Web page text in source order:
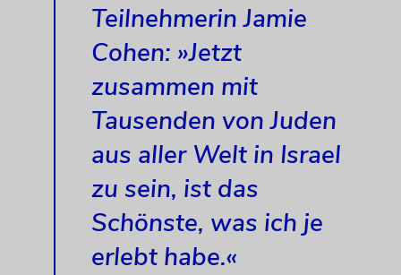
Teilnehmerin Jamie
Cohen: »Jetzt
zusammen mit
Tausenden von Juden
aus aller Welt in Israel
zu sein, ist das
Schönste, was ich je
erlebt habe.«